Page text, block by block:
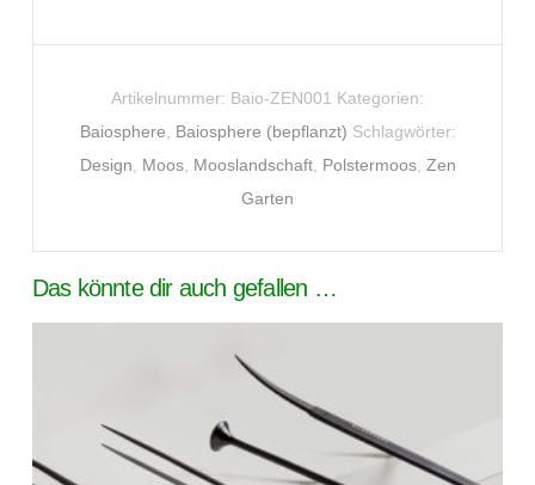
Artikelnummer: Baio-ZEN001 Kategorien:
Baiosphere
Baiosphere (bepflanzt) Schlagwörter:
Design
Moos, Mooslandschaft, Polstermoos, Zen
Garten
Das könnte dir auch gefallen …